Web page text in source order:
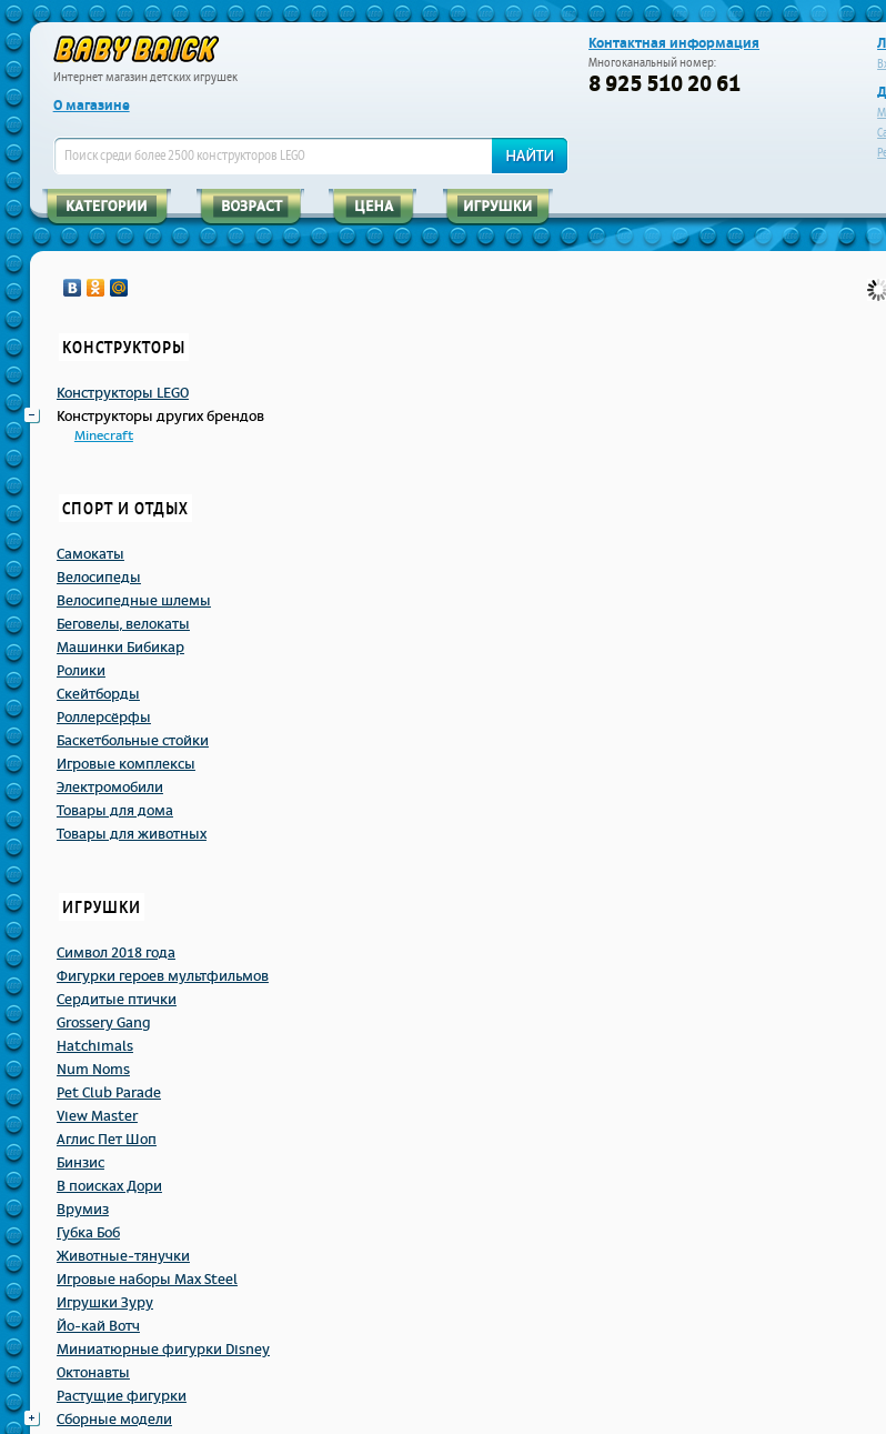
Интернет магазин детских игрушек
О магазине
Контактная информация
Многоканальный номер:
8 925 510 20 61
КОНСТРУКТОРЫ
Конструкторы LEGO
Конструкторы других брендов
Minecraft
СПОРТ И ОТДЫХ
Самокаты
Велосипеды
Велосипедные шлемы
Беговелы, велокаты
Машинки Бибикар
Ролики
Скейтборды
Роллерсёрфы
Баскетбольные стойки
Игровые комплексы
Электромобили
Товары для дома
Товары для животных
ИГРУШКИ
Символ 2018 года
Фигурки героев мультфильмов
Сердитые птички
Grossery Gang
Hatchimals
Num Noms
Pet Club Parade
View Master
Аглис Пет Шоп
Бинзис
В поисках Дори
Врумиз
Губка Боб
Животные-тянучки
Игровые наборы Max Steel
Игрушки Зуру
Йо-кай Вотч
Миниатюрные фигурки Disney
Октонавты
Растущие фигурки
Сборные модели